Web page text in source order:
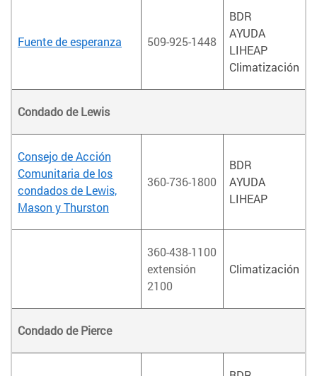
Fuente de esperanza 509-925-1448
BDR
AYUDA
LIHEAP
Climatización
Condado de Lewis
Consejo de Acción
Comunitaria de los
condados de Lewis,
Mason y Thurston
360-736-1800
BDR
AYUDA
LIHEAP
360-438-1100
extensión
2100
Climatización
Condado de Pierce